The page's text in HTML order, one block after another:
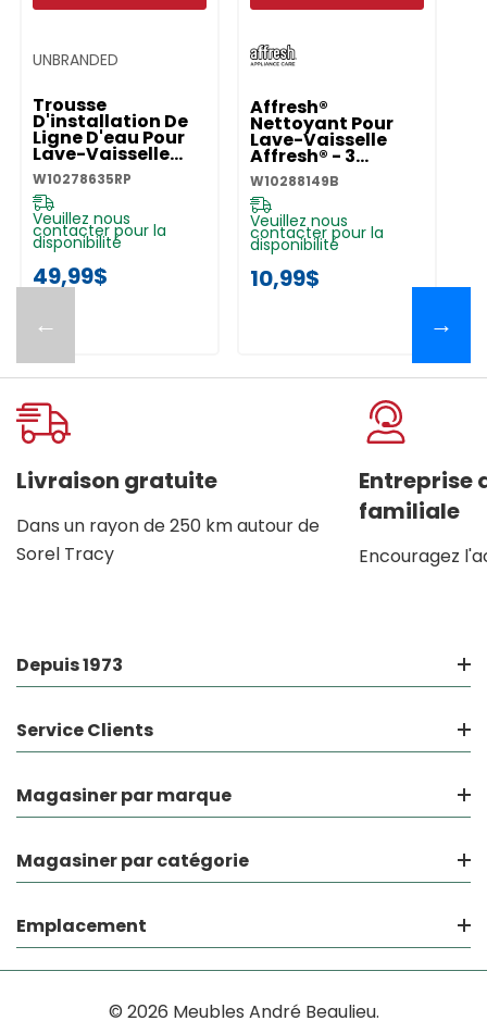
←
UNBRANDED
Trousse
D'installation De
Ligne D'eau Pour
Lave-Vaisselle
W10278635RP
W10278635RP
Veuillez nous
contacter pour la
disponibilité
49,99$
Affresh®
Nettoyant Pour
Lave-Vaisselle
Affresh® - 3
Pastilles
W10288149B
W10288149B
Veuillez nous
contacter pour la
disponibilité
10,99$
→
Livraison gratuite
Dans un rayon de 250 km autour de
Sorel Tracy
Entreprise
familiale
Encouragez
Depuis 1973
Service Clients
Magasiner par marque
Magasiner par catégorie
Emplacement
© 2026 Meubles André Beaulieu.